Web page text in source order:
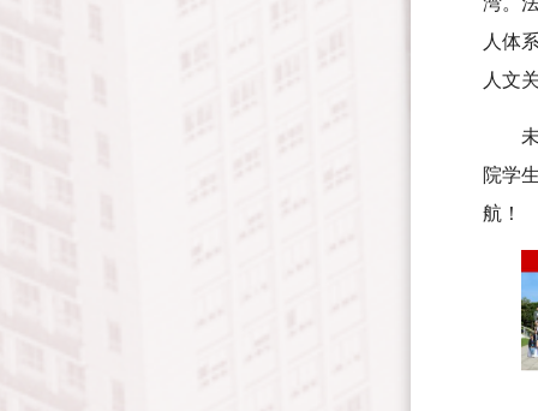
人体
人文
院学
航！